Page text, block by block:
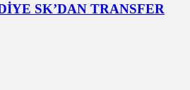
SK’DAN TRANSFER